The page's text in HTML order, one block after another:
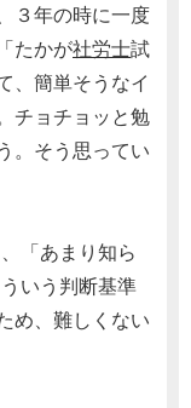
３年の時に一度
たかが社労士試
、簡単そうなイ
チョチョッと勉
。そう思ってい
「あまり知ら
いう判断基準
め、難しくない